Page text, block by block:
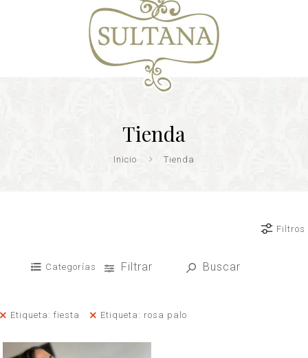
Tienda
Inicio Tienda
Filtros
Categorías Filtrar Buscar
Etiqueta: fiesta Etiqueta: rosa palo